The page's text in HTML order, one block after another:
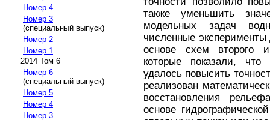
Номер 4
Номер 3
(специальный выпуск)
Номер 2
Номер 1
2014 Том 6
Номер 6
(специальный выпуск)
Номер 5
Номер 4
Номер 3
также уменьшить
модельных задач
численные
основе схем второго и
которые показали,
удалось повысить
реализован
восстановления
основе